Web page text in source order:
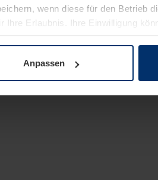
wenn diese für den Betrieb
Erlaubnis. Ihre Einwilligung
unserer Website ändern oder
Anpassen